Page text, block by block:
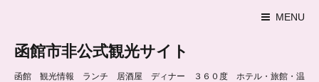
MENU
函館市非公式観光サイト
函館 観光情報 ランチ 居酒屋 ディナー ３６０度 ホテル・旅館・温